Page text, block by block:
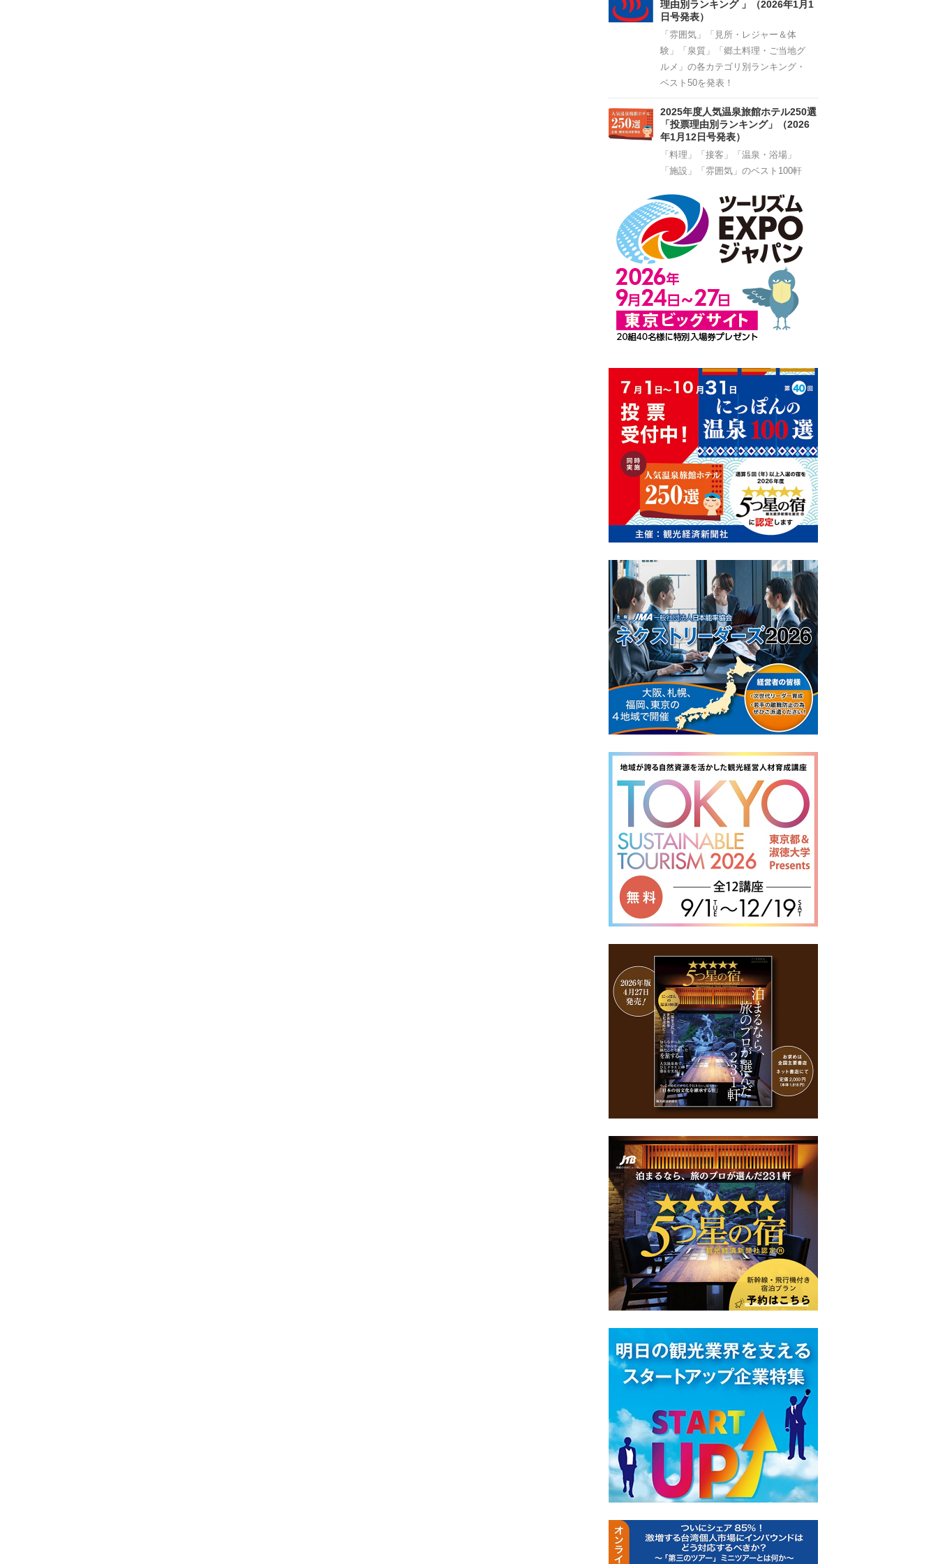
理由別ランキング 」（2026年1月1
日号発表）
「雰囲気」「見所・レジャー＆体
験」「泉質」「郷土料理・ご当地グ
ルメ」の各カテゴリ別ランキング・
ベスト50を発表！
2025年度人気温泉旅館ホテル250選
「投票理由別ランキング」（2026
年1月12日号発表）
「料理」「接客」「温泉・浴場」
「施設」「雰囲気」のベスト100軒